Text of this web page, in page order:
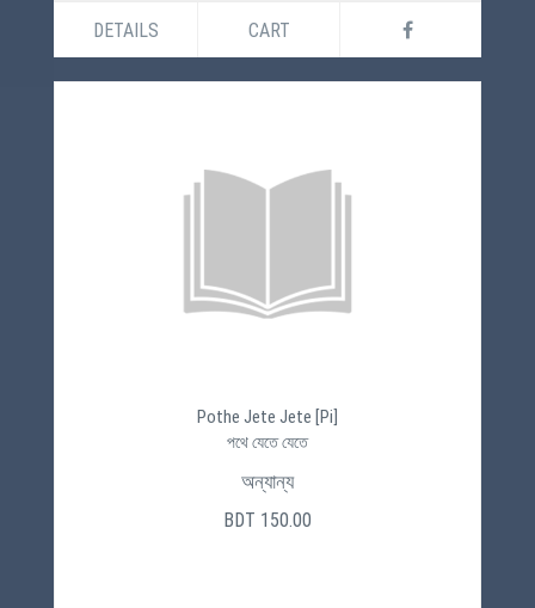
DETAILS CART
Pothe Jete Jete [Pi]
পথে যেতে যেতে
অন্যান্য
BDT 150.00